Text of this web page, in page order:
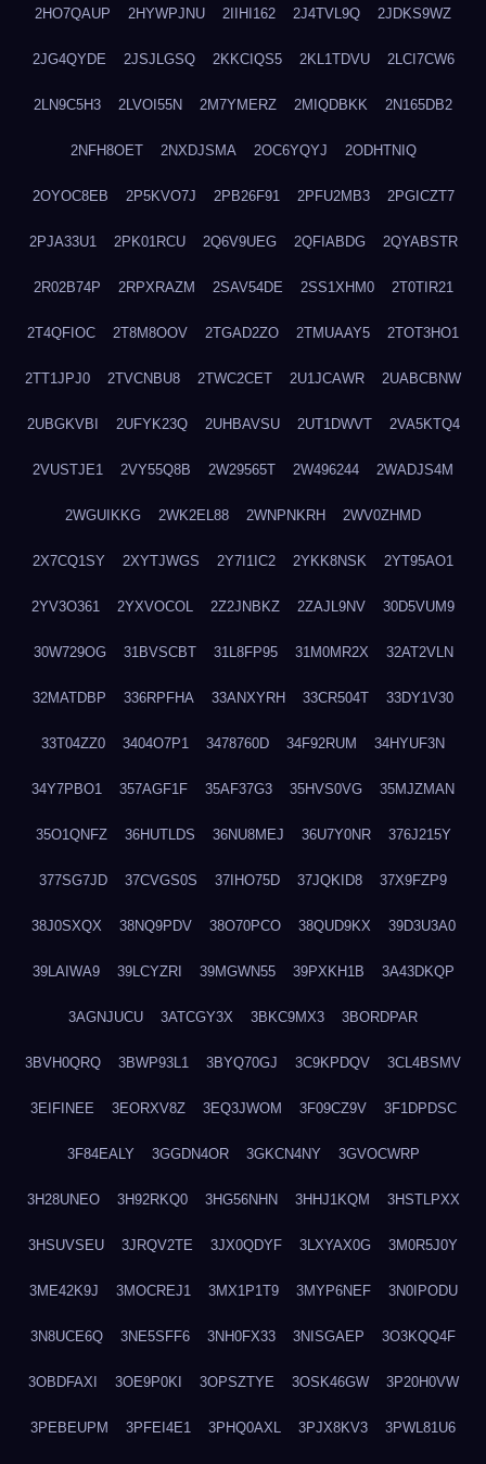
2HO7QAUP 2HYWPJNU 2IIHI162 2J4TVL9Q 2JDKS9WZ
2JG4QYDE 2JSJLGSQ 2KKCIQS5 2KL1TDVU 2LCI7CW6
2LN9C5H3 2LVOI55N 2M7YMERZ 2MIQDBKK 2N165DB2
2NFH8OET 2NXDJSMA 2OC6YQYJ 2ODHTNIQ
2OYOC8EB 2P5KVO7J 2PB26F91 2PFU2MB3 2PGICZT7
2PJA33U1 2PK01RCU 2Q6V9UEG 2QFIABDG 2QYABSTR
2R02B74P 2RPXRAZM 2SAV54DE 2SS1XHM0 2T0TIR21
2T4QFIOC 2T8M8OOV 2TGAD2ZO 2TMUAAY5 2TOT3HO1
2TT1JPJ0 2TVCNBU8 2TWC2CET 2U1JCAWR 2UABCBNW
2UBGKVBI 2UFYK23Q 2UHBAVSU 2UT1DWVT 2VA5KTQ4
2VUSTJE1 2VY55Q8B 2W29565T 2W496244 2WADJS4M
2WGUIKKG 2WK2EL88 2WNPNKRH 2WV0ZHMD
2X7CQ1SY 2XYTJWGS 2Y7I1IC2 2YKK8NSK 2YT95AO1
2YV3O361 2YXVOCOL 2Z2JNBKZ 2ZAJL9NV 30D5VUM9
30W729OG 31BVSCBT 31L8FP95 31M0MR2X 32AT2VLN
32MATDBP 336RPFHA 33ANXYRH 33CR504T 33DY1V30
33T04ZZ0 3404O7P1 3478760D 34F92RUM 34HYUF3N
34Y7PBO1 357AGF1F 35AF37G3 35HVS0VG 35MJZMAN
35O1QNFZ 36HUTLDS 36NU8MEJ 36U7Y0NR 376J215Y
377SG7JD 37CVGS0S 37IHO75D 37JQKID8 37X9FZP9
38J0SXQX 38NQ9PDV 38O70PCO 38QUD9KX 39D3U3A0
39LAIWA9 39LCYZRI 39MGWN55 39PXKH1B 3A43DKQP
3AGNJUCU 3ATCGY3X 3BKC9MX3 3BORDPAR
3BVH0QRQ 3BWP93L1 3BYQ70GJ 3C9KPDQV 3CL4BSMV
3EIFINEE 3EORXV8Z 3EQ3JWOM 3F09CZ9V 3F1DPDSC
3F84EALY 3GGDN4OR 3GKCN4NY 3GVOCWRP
3H28UNEO 3H92RKQ0 3HG56NHN 3HHJ1KQM 3HSTLPXX
3HSUVSEU 3JRQV2TE 3JX0QDYF 3LXYAX0G 3M0R5J0Y
3ME42K9J 3MOCREJ1 3MX1P1T9 3MYP6NEF 3N0IPODU
3N8UCE6Q 3NE5SFF6 3NH0FX33 3NISGAEP 3O3KQQ4F
3OBDFAXI 3OE9P0KI 3OPSZTYE 3OSK46GW 3P20H0VW
3PEBEUPM 3PFEI4E1 3PHQ0AXL 3PJX8KV3 3PWL81U6